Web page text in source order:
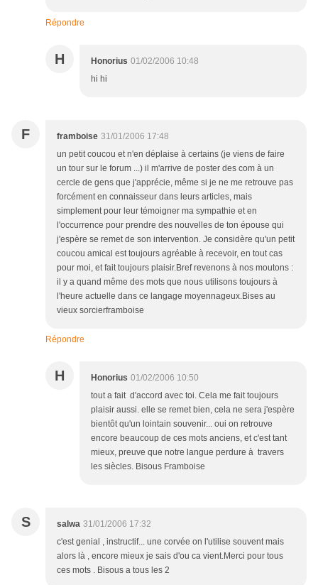
Répondre
H Honorius 01/02/2006 10:48
hi hi
F framboise 31/01/2006 17:48
un petit coucou et n'en déplaise à certains (je viens de faire
un tour sur le forum ...) il m'arrive de poster des com à un
cercle de gens que j'apprécie, même si je ne me retrouve pas
forcément en connaisseur dans leurs articles, mais
simplement pour leur témoigner ma sympathie et en
l'occurrence pour prendre des nouvelles de ton épouse qui
j'espère se remet de son intervention. Je considère qu'un petit
coucou amical est toujours agréable à recevoir, en tout cas
pour moi, et fait toujours plaisir.Bref revenons à nos moutons :
il y a quand même des mots que nous utilisons toujours à
l'heure actuelle dans ce langage moyennageux.Bises au
vieux sorcierframboise
Répondre
H Honorius 01/02/2006 10:50
tout a fait d'accord avec toi. Cela me fait toujours
plaisir aussi. elle se remet bien, cela ne sera j'espère
bientôt qu'un lointain souvenir... oui on retrouve
encore beaucoup de ces mots anciens, et c'est tant
mieux, preuve que notre langue perdure à travers
les siècles. Bisous Framboise
S salwa 31/01/2006 17:32
c'est genial , instructif... une corvée on l'utilise souvent mais
alors là , encore mieux je sais d'ou ca vient.Merci pour tous
ces mots . Bisous a tous les 2